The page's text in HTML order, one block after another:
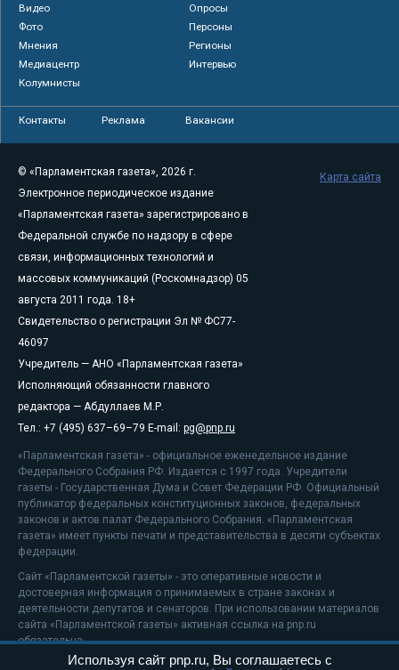
Видео
Опросы
Фото
Персоны
Мнения
Регионы
Медиацентр
Интервью
Колумнисты
Контакты Реклама Вакансии
© «Парламентская газета», 2026 г.
Электронное периодическое издание
«Парламентская газета» зарегистрировано в
Федеральной службе по надзору в сфере
связи, информационных технологий и
массовых коммуникаций (Роскомнадзор) 05
августа 2011 года. 18+
Свидетельство о регистрации Эл № ФС77-
46097
Учредитель — АНО «Парламентская газета»
Исполняющий обязанности главного
редактора — Абдуллаев М.Р.
Тел.: +7 (495) 637–69–79 E-mail: pg@pnp.ru
«Парламентская газета» - официальное еженедельное издание
Федерального Собрания РФ. Издается с 1997 года. Учредители
газеты - Государственная Дума и Совет Федерации РФ. Официальный
публикатор федеральных конституционных законов, федеральных
законов и актов палат Федерального Собрания. «Парламентская
газета» имеет пункты печати и представительства в десяти субъектах
федерации.
Сайт «Парламентской газеты» - это оперативные новости и
достоверная информация о принимаемых в стране законах и
деятельности депутатов и сенаторов. При использовании материалов
сайта «Парламентской газеты» активная ссылка на pnp.ru
обязательна.
На информационном ресурсе применяютсярекомендательные
Карта сайта
Используя сайт pnp.ru, Вы соглашаетесь с